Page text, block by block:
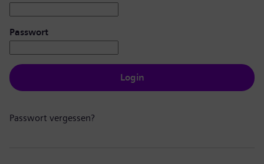
Passwort
Login
Passwort vergessen?